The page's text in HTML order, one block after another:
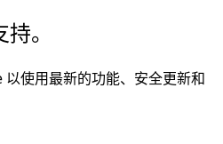
。
使用最新的功能、安全更新和